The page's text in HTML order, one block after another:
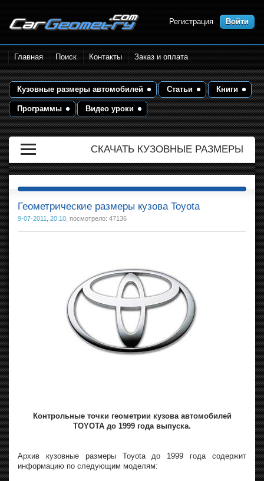
Размеры кузова автомобилей.
Контрольные точки и кузовные
размеры. Геометрия кузова
Регистрация Войти
Главная Поиск Контакты Заказ и оплата
Кузовные размеры автомобилей Статьи Книги
Программы Видео уроки
СКАЧАТЬ КУЗОВНЫЕ РАЗМЕРЫ
Геометрические размеры кузова Toyota
9-07-2011, 20:10 , посмотрело: 47136
Контрольные точки геометрии кузова автомобилей
TOYOTA до 1999 года выпуска.
Архив кузовные размеры Toyota до 1999 года содержит
информацию по следующим моделям: